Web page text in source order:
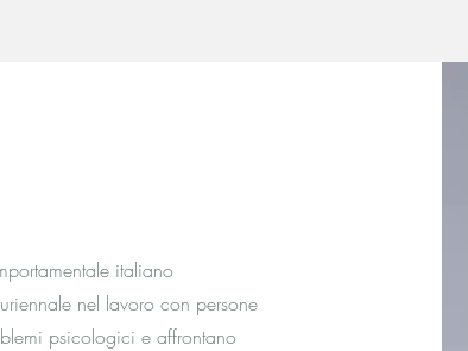
italiano
nel lavoro con persone
psicologici e affrontano